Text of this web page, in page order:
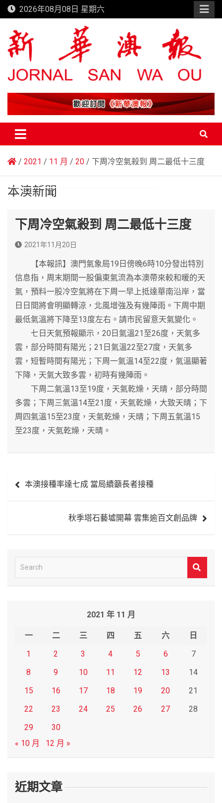
Skip
to
content
2026年08月08日 星期六
新華澳報
2021 11 月 20 下周冷空氣殺到 周二最低十三度
本澳新聞
下周冷空氣殺到 周二最低十三度
2021年11月20日
【本報訊】澳門氣象局19日傍晚6時10分發出特別
信息指，周末期間一股偏東氣流為本澳帶來較和暖的天
氣，預料一股冷空氣將在下周一早上抵達華南沿岸，當
日日間將會明顯轉涼，北風增強及有幾陣雨。下周中期
最低氣溫將下降至13度左右。請市民留意天氣變化。
七日天氣預報顯示，20日氣溫21至26度，天氣多
雲，部分時間有陽光；21日氣溫22至27度，天氣多
雲，短暫時間有陽光；下周一氣溫14至22度，氣溫顯著
下降，天氣大致多雲，初時有幾陣雨。
下周二氣溫13至19度，天氣乾燥，天晴，部分時間
多雲；下周三氣溫14至21度，天氣乾燥，大致天晴；下
周四氣溫15至23度，天氣乾燥，天晴；下周五氣溫15
至23度，天氣乾燥，天晴。
章 本澳接種率達七成 當局續籲長者接種
秋季塔石藝墟開幕 雲集逾百文創品牌
e
2021 年 11 月
一 二 三 四 五 六
日
1
2 3 4 5 6
7
8
9 10 11 12 13
14
15
16 17 18 19 20
21
22
23 24 25 26 27
28
29
30
« 10 月
12 月 »
近期文章